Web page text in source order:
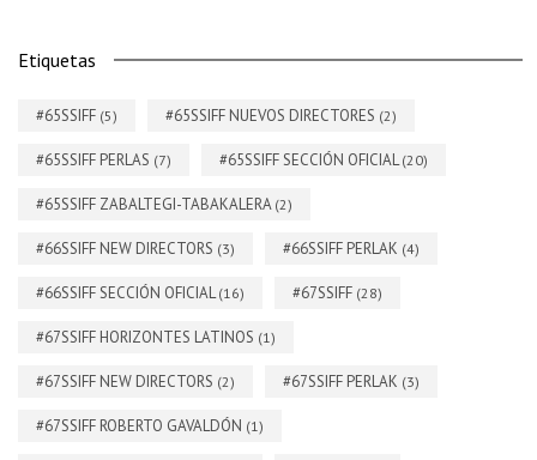
Etiquetas
#65SSIFF (5) #65SSIFF NUEVOS DIRECTORES (2)
#65SSIFF PERLAS (7) #65SSIFF SECCIÓN OFICIAL(20)
#65SSIFF ZABALTEGI-TABAKALERA (2)
#66SSIFF NEW DIRECTORS (3) #66SSIFF PERLAK (4)
#66SSIFF SECCIÓN OFICIAL(16) #67SSIFF (28)
#67SSIFF HORIZONTES LATINOS (1)
#67SSIFF NEW DIRECTORS (2) #67SSIFF PERLAK (3)
#67SSIFF ROBERTO GAVALDÓN (1)